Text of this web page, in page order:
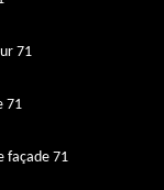
71
71
façade 71